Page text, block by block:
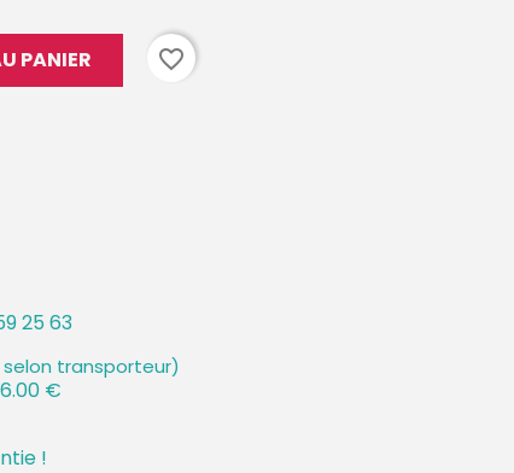
PANIER
favorite_border
25 63
selon transporteur)
€
!